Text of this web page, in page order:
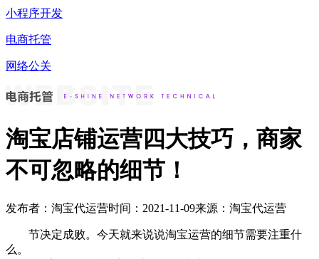
小程序开发
电商托管
网络公关
淘宝店铺运营四大技巧，商家
不可忽略的细节！
发布者：淘宝代运营时间：2021-11-09来源：淘宝代运营
节决定成败。今天就来说说淘宝运营的细节需要注重什
么。